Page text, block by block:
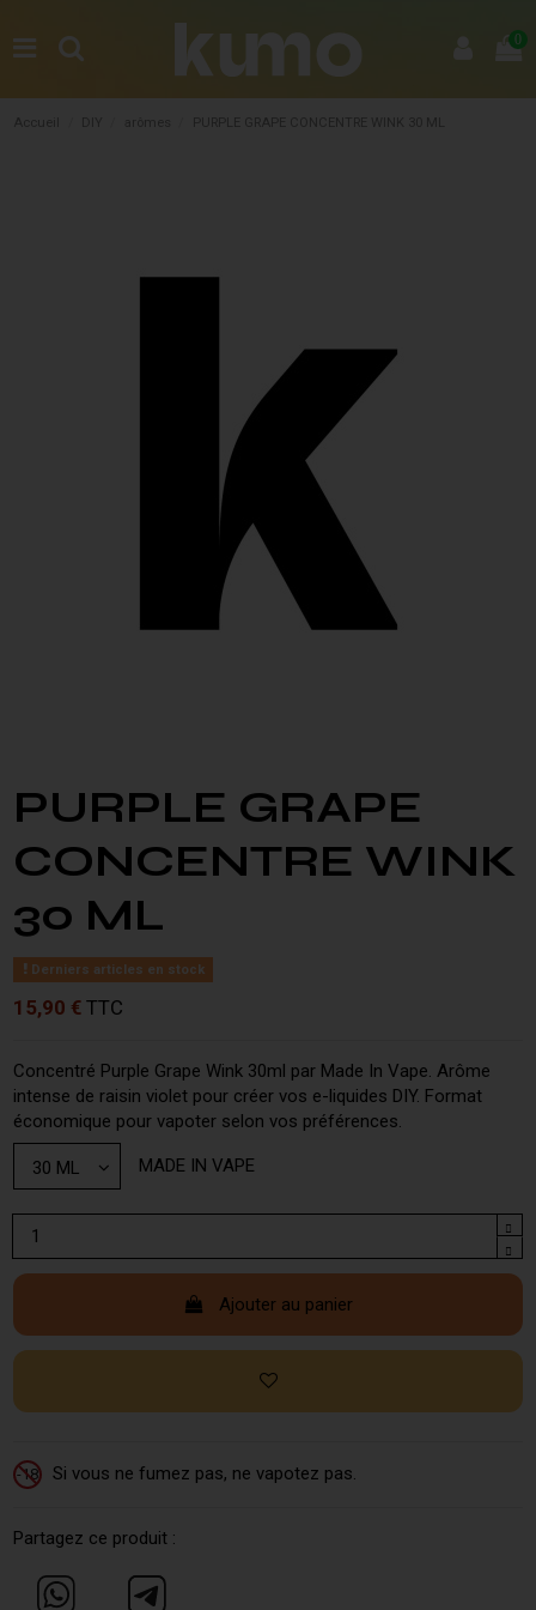
0
PURPLE GRAPE
CONCENTRE WINK
30 ML
Derniers articles en stock
15,90 €TTC
Concentré Purple Grape Wink 30ml par Made In Vape. Arôme
intense de raisin violet pour créer vos e-liquides DIY. Format
économique pour vapoter selon vos préférences.
MADE IN VAPE
Ajouter au panier
-18 Si vous ne fumez pas, ne vapotez pas.
Partagez ce produit :